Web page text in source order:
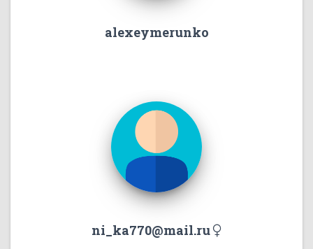
alexeymerunko
ni_ka770@mail.ru